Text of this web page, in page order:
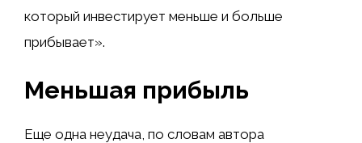
который инвестирует меньше и больше
прибывает».
Меньшая прибыль
Еще одна неудача, по словам автора